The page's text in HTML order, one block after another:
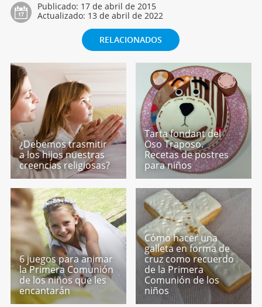
Publicado: 17 de abril de 2015
Actualizado: 13 de abril de 2022
RELACIONADOS
¿Debemos trasmitir
a los hijos nuestras
creencias religiosas?
Tarta fondant del
Oso Traposo.
Recetas de postres
para niños
6 juegos para animar
la Primera Comunión
de los niños que les
encantarán
Cómo hacer una
galleta en forma de
cruz como recuerdo
de la Primera
Comunión de los
niños